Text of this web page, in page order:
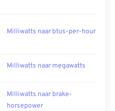
Milliwatts naar btus-per-hour
Milliwatts naar megawatts
Milliwatts naar brake-
horsepower